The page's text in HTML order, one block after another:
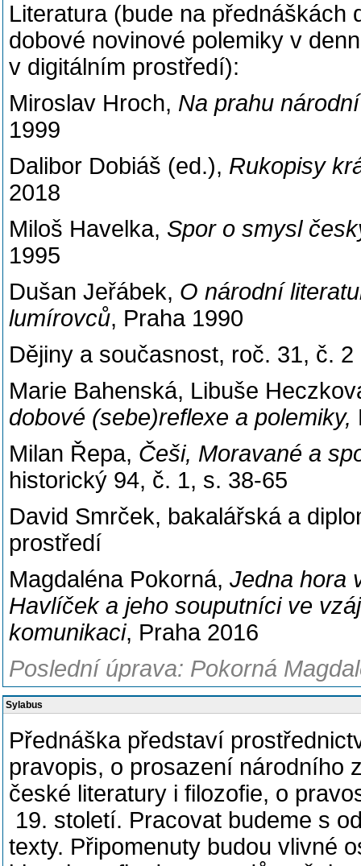
Literatura (bude na přednáškách
dobové novinové polemiky v
v digitálním prostředí):
Miroslav Hroch, Na prahu
1999
Dalibor Dobiáš (ed.), Rukopisy
2018
Miloš Havelka, Spor o smysl
1995
Dušan Jeřábek, O národní
lumírovců, Praha 1990
Dějiny a současnost, roč. 31, č. 2
Marie Bahenská, Libuše
dobové (sebe)reflexe a polemiky,
Milan Řepa, Češi, Moravané a
historický 94, č. 1, s. 38-65
David Smrček, bakalářská a
prostředí
Magdaléna Pokorná, Jedna hora
Havlíček a jeho souputníci ve
komunikaci, Praha 2016
Poslední úprava: Pokorná
Sylabus
Přednáška představí
pravopis, o prosazení národního
české literatury i filozofie, o
19. století. Pracovat budeme s
texty. Připomenuty budou vlivné